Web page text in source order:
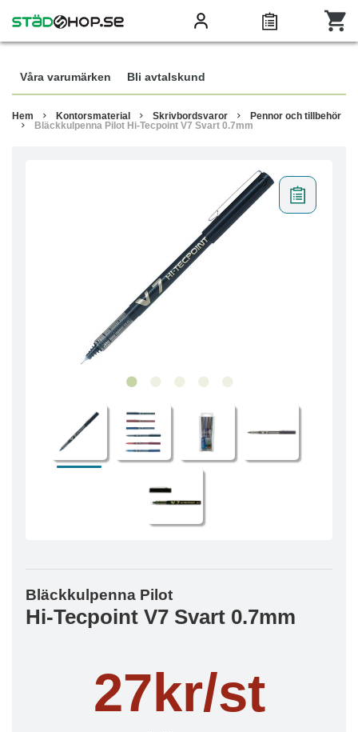
Våra varumärken Bli avtalskund
Hem Kontorsmaterial Skrivbordsvaror
Pennor och tillbehör
Bläckkulpenna Pilot Hi-Tecpoint V7 Svart 0.7mm
Bläckkulpenna Pilot
Hi-Tecpoint V7 Svart 0.7mm
27kr/st